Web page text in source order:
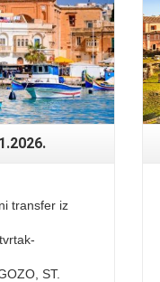
transfer iz
ST.